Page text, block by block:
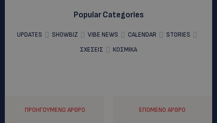
Popular Categories
UPDATES SHOWBIZ VIBE NEWS CALENDAR
STORIES
ΣΧΕΣΕΙΣ
ΚΟΣΜΙΚΑ
ΠΡΟΗΓΟΎΜΕΝΟ ΆΡΘΡΟ ΕΠΌΜΕΝΟ ΆΡΘΡΟ